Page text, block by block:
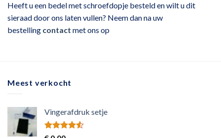
Heeft u een bedel met schroefdopje besteld en wilt u dit
sieraad door ons laten vullen? Neem dan na uw
bestelling contact met ons op
Meest verkocht
Vingerafdruk setje